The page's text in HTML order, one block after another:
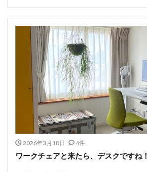
2026年3月18日 4件
ワークチェアと来たら、デスクですね！